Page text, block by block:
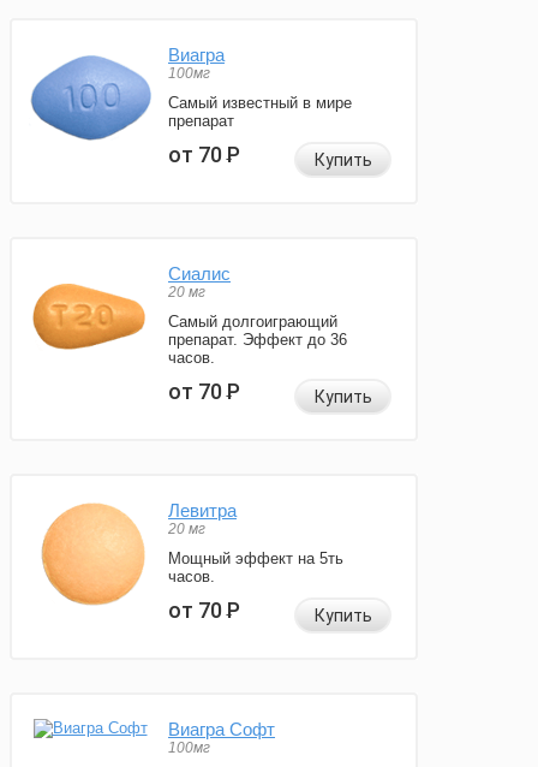
Виагра
100мг
Самый известный в мире
препарат
от 70Р Купить
Сиалис
20 мг
Самый долгоиграющий
препарат. Эффект до 36
часов.
от 70Р Купить
Левитра
20 мг
Мощный эффект на 5ть
часов.
от 70Р Купить
Виагра Софт
100мг